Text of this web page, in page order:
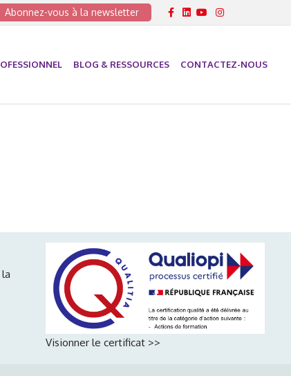
Abonnez-vous à la newsletter Facebook
LinkedinYoutubeInstagram
BLOG & RESSOURCES CONTACTEZ-NOUS
Visionner le certificat >>